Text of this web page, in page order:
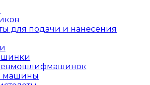
для подачи и нанесения
машины